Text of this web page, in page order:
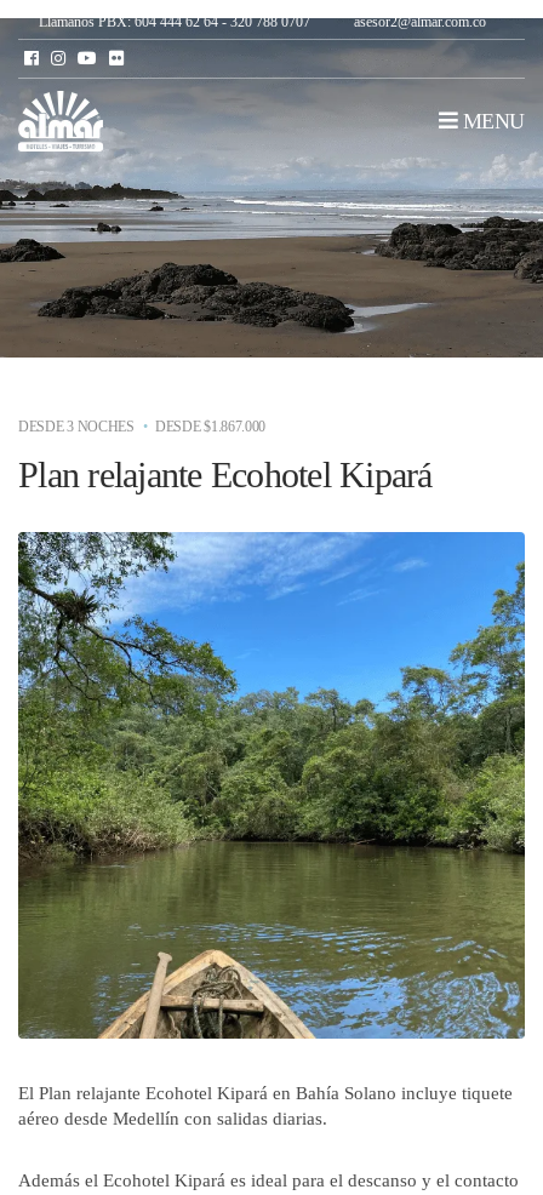
Llámanos PBX: 604 444 62 64 - 320 788 0707 asesor2@almar.com.co
MENU
DESDE 3 NOCHES DESDE $1.867.000
Plan relajante Ecohotel Kipará
El Plan relajante Ecohotel Kipará en Bahía Solano incluye tiquete
aéreo desde Medellín con salidas diarias.
Además el Ecohotel Kipará es ideal para el descanso y el contacto